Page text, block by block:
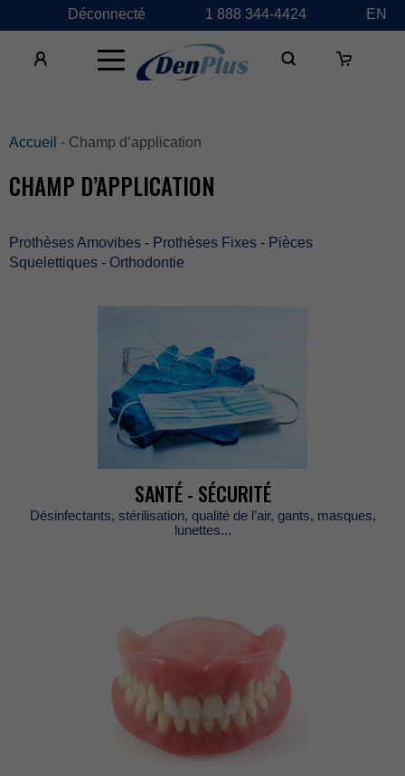
Déconnecté 1888344-4424 EN
×
Accueil -Champd’application
CHAMPD’APPLICATION
ProthèsesAmovibes-ProthèsesFixes-Pièces
Squelettiques-Orthodontie
SANTÉ-SÉCURITÉ
Désinfectants,stérilisation,qualitédel’air,gants,masques,
lunettes...